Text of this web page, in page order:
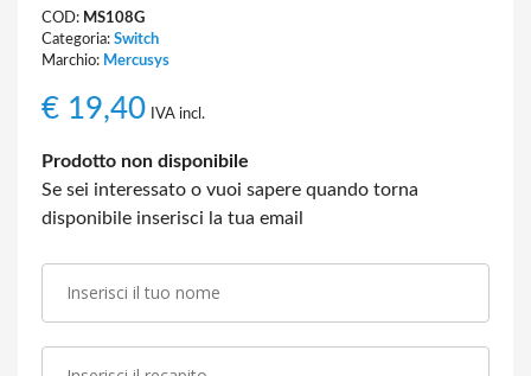
COD: MS108G
Categoria: Switch
Marchio: Mercusys
€ 19,40 IVA incl.
Prodotto non disponibile
Se sei interessato o vuoi sapere quando torna
disponibile inserisci la tua email